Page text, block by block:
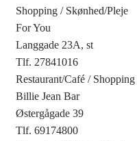
Shopping / Skønhed/Pleje
For You
Langgade 23A, st
Tlf. 27841016
Restaurant/Café / Shopping
Billie Jean Bar
Østergågade 39
Tlf. 69174800